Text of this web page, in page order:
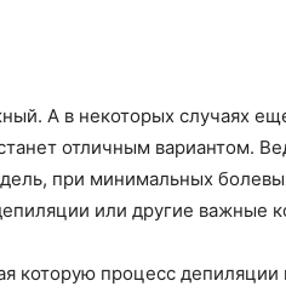
А в некоторых случаях
отличным вариантом.
при минимальных
или другие важные
которую процесс